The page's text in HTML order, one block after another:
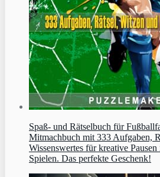
Spaß- und Rätselbuch für
Mitmachbuch mit 333 Aufgaben,
Wissenswertes für kreative
Spielen. Das perfekte Geschenk!